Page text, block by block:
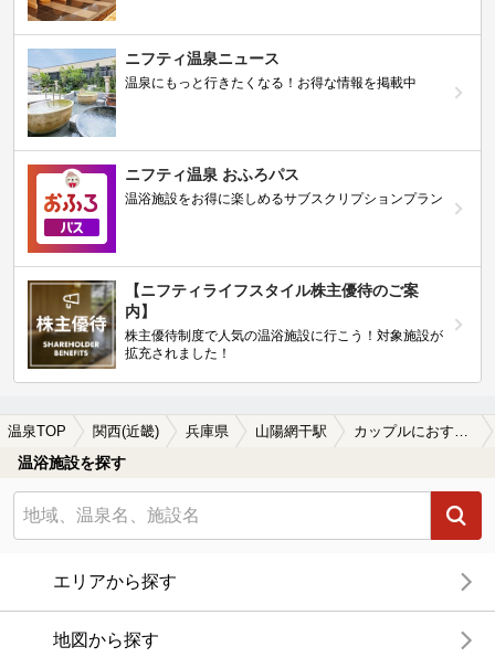
ニフティ温泉ニュース
温泉にもっと行きたくなる！お得な情報を掲載中
ニフティ温泉 おふろパス
温浴施設をお得に楽しめるサブスクリプションプラン
【ニフティライフスタイル株主優待のご案
内】
株主優待制度で人気の温浴施設に行こう！対象施設が
拡充されました！
温泉TOP 関西(近畿) 兵庫県 山陽網干駅 カップルにおすすめの山陽網干駅近くの温泉、日帰り温泉、スーパー銭湯おすすめ
温浴施設を探す
エリアから探す
地図から探す